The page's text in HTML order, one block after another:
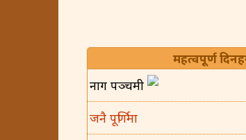
महत्वपूर्ण दिनहरु
नाग पञ्चमी
जनै पूर्णिमा